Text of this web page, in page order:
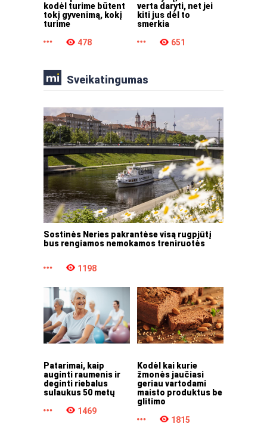
kodėl turime būtent
tokį gyvenimą, kokį
turime
478
verta daryti, net jei
kiti jus dėl to
smerkia
651
Sveikatingumas
Sostinės Neries pakrantėse visą rugpjūtį
bus rengiamos nemokamos treniruotės
1198
Patarimai, kaip
auginti raumenis ir
deginti riebalus
sulaukus 50 metų
1469
Kodėl kai kurie
žmonės jaučiasi
geriau vartodami
maisto produktus be
glitimo
1815